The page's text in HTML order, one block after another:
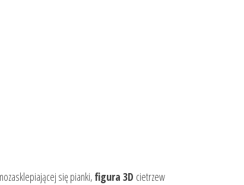
się pianki, figura 3D cietrzew